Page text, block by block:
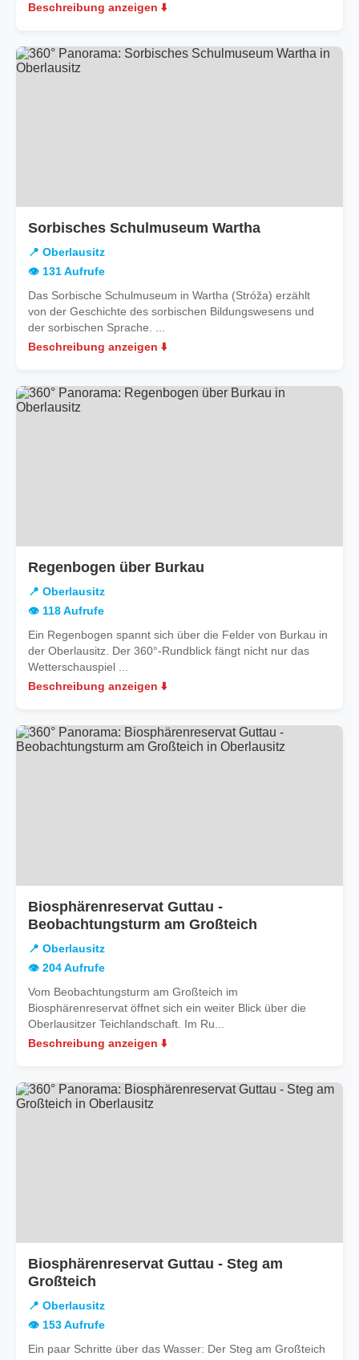
Beschreibung anzeigen ⬇️
Sorbisches Schulmuseum Wartha
📍 Oberlausitz
👁️ 131 Aufrufe
Das Sorbische Schulmuseum in Wartha (Stróža) erzählt
von der Geschichte des sorbischen Bildungswesens und
der sorbischen Sprache. ...
Beschreibung anzeigen ⬇️
Regenbogen über Burkau
📍 Oberlausitz
👁️ 118 Aufrufe
Ein Regenbogen spannt sich über die Felder von Burkau in
der Oberlausitz. Der 360°-Rundblick fängt nicht nur das
Wetterschauspiel ...
Beschreibung anzeigen ⬇️
Biosphärenreservat Guttau -
Beobachtungsturm am Großteich
📍 Oberlausitz
👁️ 204 Aufrufe
Vom Beobachtungsturm am Großteich im
Biosphärenreservat öffnet sich ein weiter Blick über die
Oberlausitzer Teichlandschaft. Im Ru...
Beschreibung anzeigen ⬇️
Biosphärenreservat Guttau - Steg am
Großteich
📍 Oberlausitz
👁️ 153 Aufrufe
Ein paar Schritte über das Wasser: Der Steg am Großteich